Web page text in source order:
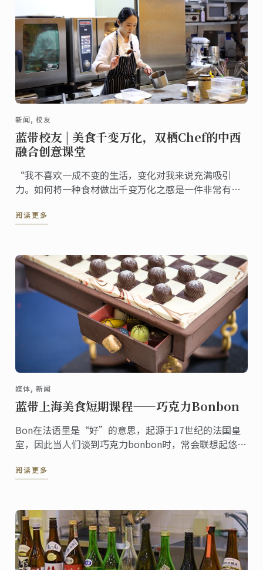
新闻, 校友
蓝带校友 | 美食千变万化，双栖Chef的中西
融合创意课堂
“我不喜欢一成不变的生活，变化对我来说充满吸引
力。如何将一种食材做出千变万化之感是一件非常有挑
大文凭专业毕业校友joey（陈荟君）为蓝带学员们演示
阅读更多
媒体, 新闻
蓝带上海美食短期课程——巧克力Bonbon
Bon在法语里是“好”的意思，起源于17世纪的法国皇
室，因此当人们谈到巧克力bonbon时，常会联想起悠闲
巧克力bonbon是一种圆形的巧克力糖果，醇厚的巧克力
阅读更多